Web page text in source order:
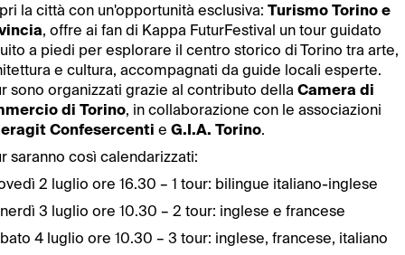
la città con un'opportunità esclusiva: Turismo Torino e
, offre ai fan di Kappa FuturFestival un tour guidato
a piedi per esplorare il centro storico di Torino tra arte,
e cultura, accompagnati da guide locali esperte.
sono organizzati grazie al contributo della Camera di
di Torino, in collaborazione con le associazioni
Confesercenti e G.I.A. Torino.
saranno così calendarizzati:
2 luglio ore 16.30 – 1 tour: bilingue italiano-inglese
3 luglio ore 10.30 – 2 tour: inglese e francese
4 luglio ore 10.30 – 3 tour: inglese, francese, italiano